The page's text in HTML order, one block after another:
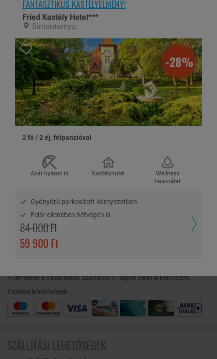
Aqua Hotel Gyula***superior
Gyula
Az Aqua Hotel Gyula***superior ideális környezetet
Részletek
Aqua-
Hotel
ÉRVÉNYESSÉG ÉS FIZETÉS
Az utalvány 2025. december 31-ig felhasználható a résztvevő
A terméket a vásárlástól számított 5 napon belül ki kell fizetni.
Fizetési lehetőségek:
SZÁLLÍTÁSI LEHETŐSÉGEK
FANTASZTIKUS KASTÉLYÉLMÉNY!
Fried Kastély Hotel***
Simontornya
-28%
2 fő / 2 éj, félpanzióval
Akár nyáron is Kastélyhotel
Wellness
használat
Gyönyörű parkosított környezetben
Felár ellenében hétvégén is
84 000 Ft
59 900 Ft